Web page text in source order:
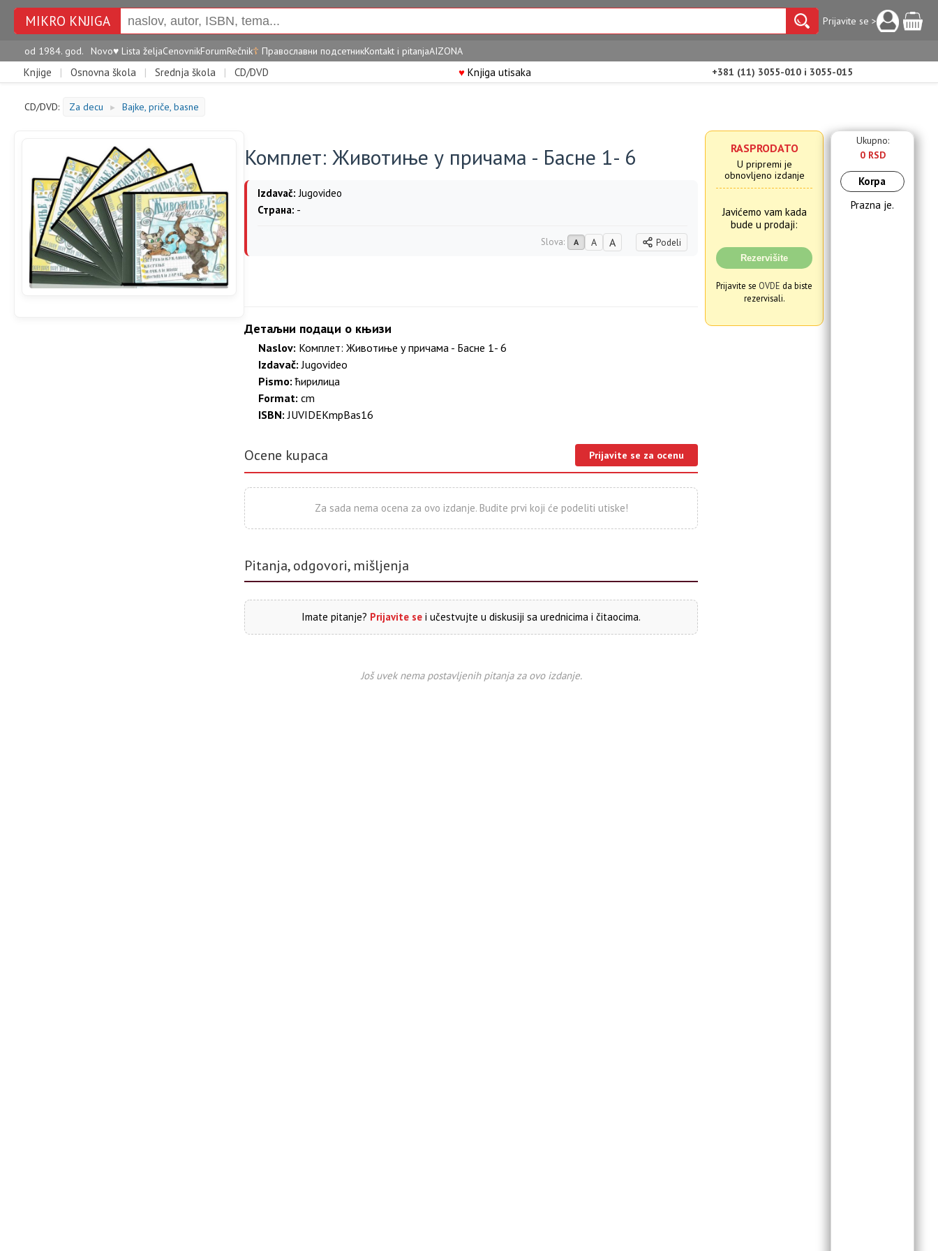
MIKRO KNJIGA Prijavite se >
od 1984. god. Novo♥ Lista željaCenovnikForumRečnik☦ Православни подсетникKontakt i pitanjaAIZONA
Knjige | Osnovna škola | Srednja škola | CD/DVD ♥Knjiga utisaka +381 (11) 3055-010 i 3055-015
CD/DVD: Za decu ► Bajke, priče, basne
Комплет: Животиње у причама - Басне 1- 6
Izdavač: Jugovideo
Страна: -
Slova: A A A Podeli
Детаљни подаци о књизи
Naslov: Комплет: Животиње у причама - Басне 1- 6
Izdavač: Jugovideo
Pismo: ћирилица
Format: cm
ISBN: JUVIDEKmpBas16
Ocene kupaca Prijavite se za ocenu
Za sada nema ocena za ovo izdanje. Budite prvi koji će podeliti utiske!
Pitanja, odgovori, mišljenja
Imate pitanje? Prijavite se i učestvujte u diskusiji sa urednicima i čitaocima.
Još uvek nema postavljenih pitanja za ovo izdanje.
RASPRODATO
U pripremi je
obnovljeno izdanje
Javićemo vam kada
bude u prodaji:
Rezervišite
Prijavite se OVDE da biste
rezervisali.
Ukupno:
0 RSD
Korpa
Prazna je.